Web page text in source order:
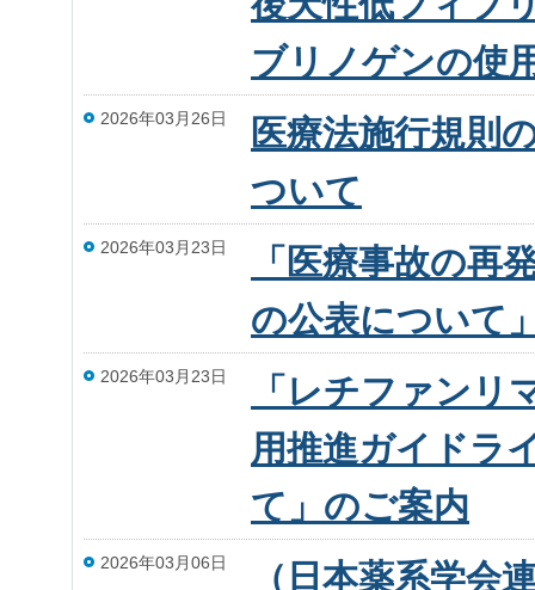
ブリノゲンの使
2026年03月26日
医療法施行規則
ついて
2026年03月23日
「医療事故の再
の公表について
2026年03月23日
「レチファンリ
用推進ガイドラ
て」のご案内
2026年03月06日
（日本薬系学会